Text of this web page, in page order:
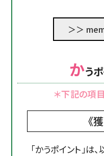
＞＞
かう
＊下記の項
《
「かうポイント」